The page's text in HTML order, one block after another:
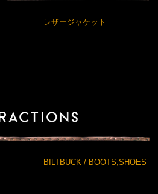
レザージャケット
BILTBUCK / BOOTS,SHOES